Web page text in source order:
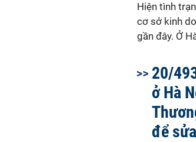
Hiện tình
cơ sở kinh
gần đây. Ở
20/
ở Hà
để